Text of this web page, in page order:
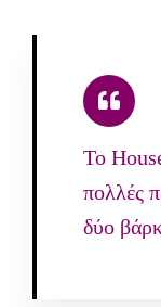
To
πολλές
δύο